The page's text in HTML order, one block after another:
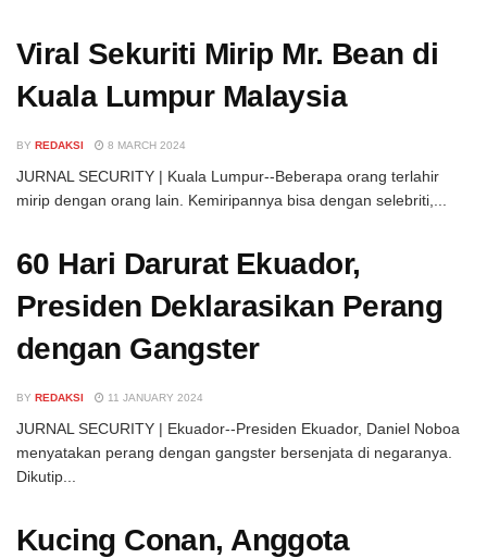
Viral Sekuriti Mirip Mr. Bean di
Kuala Lumpur Malaysia
BY REDAKSI 8 MARCH 2024
JURNAL SECURITY | Kuala Lumpur--Beberapa orang terlahir
mirip dengan orang lain. Kemiripannya bisa dengan selebriti,...
60 Hari Darurat Ekuador,
Presiden Deklarasikan Perang
dengan Gangster
BY REDAKSI 11 JANUARY 2024
JURNAL SECURITY | Ekuador--Presiden Ekuador, Daniel Noboa
menyatakan perang dengan gangster bersenjata di negaranya.
Dikutip...
Kucing Conan, Anggota